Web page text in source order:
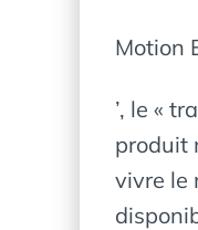
Motion
’, le «
produit
vivre le